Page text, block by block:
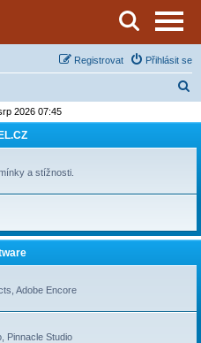
Přihlásit se
Registrovat
d
t
2026 07:45
a stížnosti.
Adobe Encore
Pinnacle Studio